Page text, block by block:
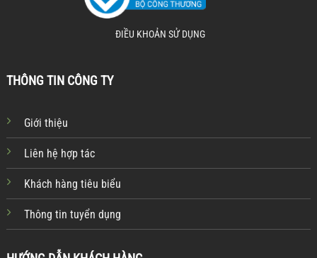
ĐIỀU KHOẢN SỬ DỤNG
THÔNG TIN CÔNG TY
Giới thiệu
Liên hệ hợp tác
Khách hàng tiêu biểu
Thông tin tuyển dụng